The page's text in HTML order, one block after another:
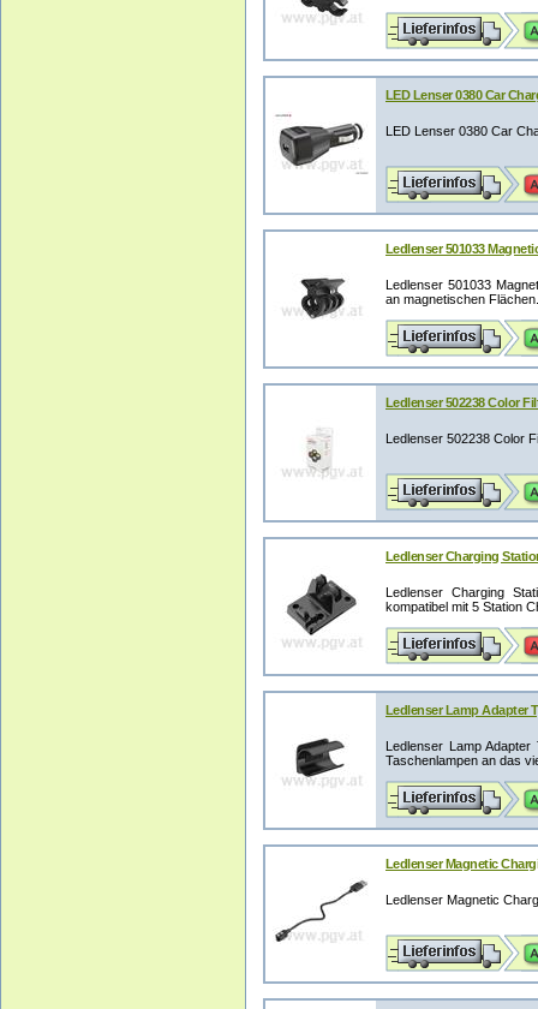
LED Lenser 0380 Car
LED Lenser 0380 Car
Ledlenser 501033
Ledlenser 501033
an magnetischen
Ledlenser 502238 Color
Ledlenser 502238 Color
Ledlenser Charging
Ledlenser Charging
kompatibel mit 5 Station
Ledlenser Lamp Adapter
Ledlenser Lamp
Taschenlampen an das
Ledlenser Magnetic
Ledlenser Magnetic